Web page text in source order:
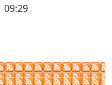
09:29